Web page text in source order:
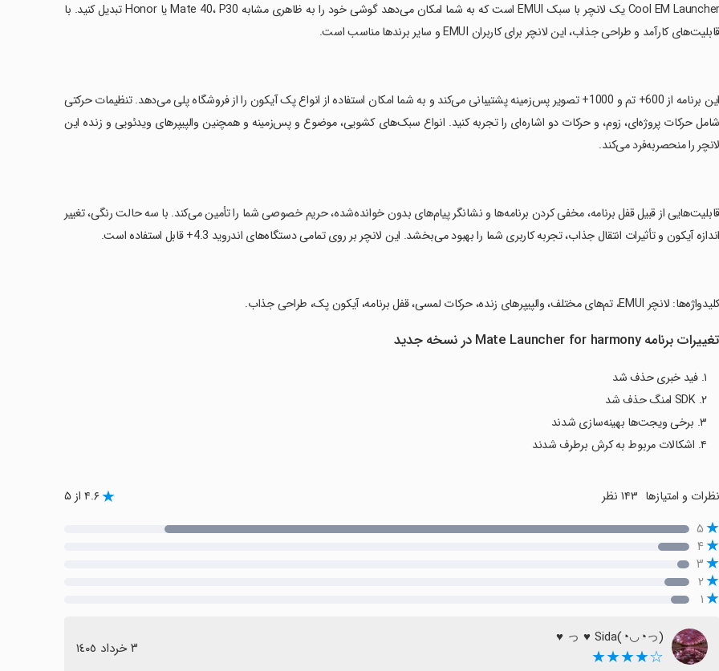
Cool EM Launcher یک لانچر با سبک EMUI است که به شما امکان می‌دهد گوشی خود را به ظاهری مشابه Mate 40، P30 یا Honor تبدیل کنید. با
قابلیت‌های کارآمد و طراحی جذاب، این لانچر برای کاربران EMUI و سایر برندها مناسب است.
‏این برنامه از 600+ تم و 1000+ تصویر پس‌زمینه پشتیبانی می‌کند و به شما امکان استفاده از انواع پک‌ آیکون را از فروشگاه پلی می‌دهد. تنظیمات حرکتی
شامل حرکات پروژه‌ای، زوم، و حرکات دو اشاره‌ای را تجربه کنید. انواع سبک‌های کشویی، موضوع و پس‌زمینه و همچنین والپیپرهای ویدئویی و زنده این
لانچر را منحصربه‌فرد می‌کند.
‏قابلیت‌هایی از قبیل قفل برنامه، مخفی کردن برنامه‌ها و نشانگر پیام‌های بدون خوانده‌شده، حریم خصوصی شما را تأمین می‌کند. با سه حالت رنگی، تغییر
اندازه آیکون و تأثیرات انتقال جذاب، تجربه کاربری شما را بهبود می‌بخشد. این لانچر بر روی تمامی دستگاه‌های اندروید 4.3+ قابل استفاده است.
‏کلیدواژه‌ها: لانچر EMUI، تم‌های مختلف، والپیپرهای زنده، حرکات لمسی، قفل برنامه، آیکون پک، طراحی جذاب.
تغییرات برنامه Mate Launcher for harmony در نسخه جدید
۱. فید خبری حذف شد
۲. SDK امنگ حذف شد
۳. برخی ویجت‌ها بهینه‌سازی شدند
۴. اشکالات مربوط به کرش برطرف شدند
نظرات و امتیازها ۴.۶ از ۵
۵
۴
۳
۲
۱
(っ◔◡◔)っ ♥ Sida ♥
☆★★★★ ٣ خرداد ١٤٠٥